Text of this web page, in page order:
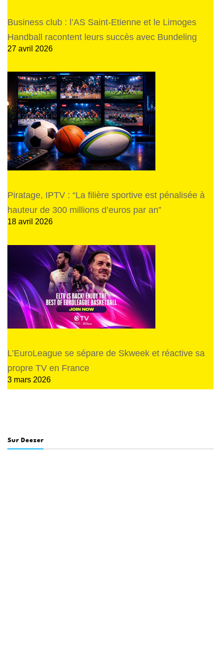
Business club : l’AS Saint-Etienne et le Limoges
Handball racontent leurs succès avec Bundeling
27 avril 2026
Piratage, IPTV : “La filière sportive est pénalisée à
hauteur de 300 millions d’euros par an”
18 avril 2026
L’EuroLeague se sépare de Skweek et réactive sa
propre TV en France
3 mars 2026
Sur Deezer